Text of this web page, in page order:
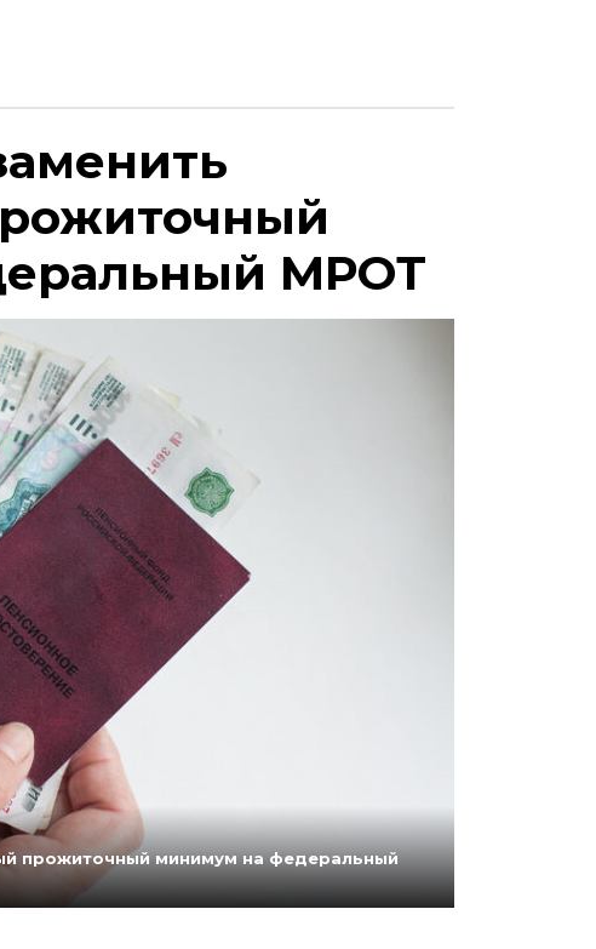
МРОТ
прожиточный минимум на федеральный